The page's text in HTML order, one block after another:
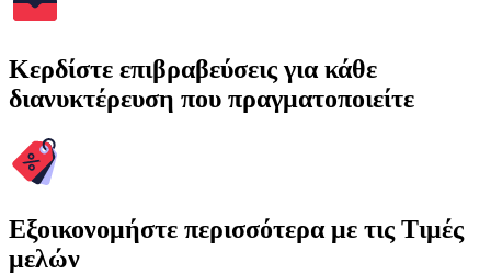
Κερδίστε επιβραβεύσεις για κάθε
διανυκτέρευση που πραγματοποιείτε
Εξοικονομήστε περισσότερα με τις Τιμές
μελών